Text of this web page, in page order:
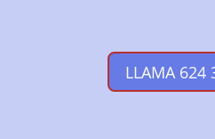
LLAMA 624